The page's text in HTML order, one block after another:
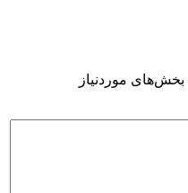
بخش‌های موردنیاز